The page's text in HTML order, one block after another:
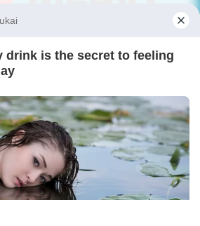
menyajikan berita aktual dan
dari sudut pandang berbaik sangka
Follow Kabarbaru